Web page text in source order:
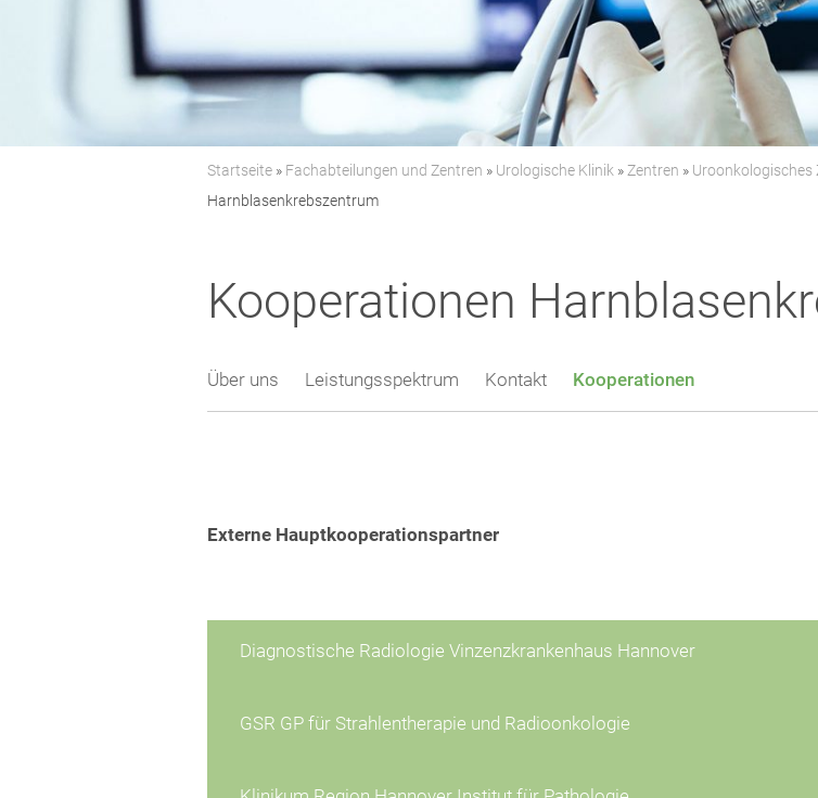
Startseite » Fachabteilungen und Zentren » Urologische Klinik » Zentren » Uroonkologisches
Harnblasenkrebszentrum
Kooperationen
Über uns Leistungsspektrum Kontakt Kooperationen
Externe Hauptkooperationspartner
Diagnostische Radiologie Vinzenzkrankenhaus Hannover
GSR GP für Strahlentherapie und Radioonkologie